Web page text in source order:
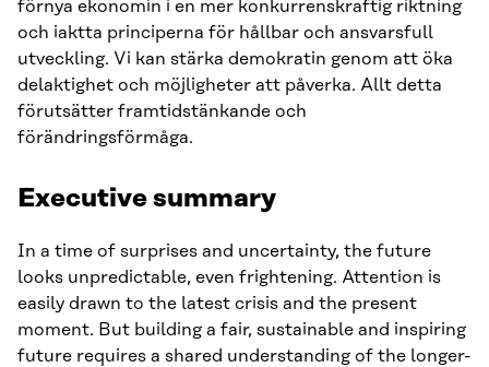
förnya ekonomin i en mer konkurrenskraftig riktning
och iaktta principerna för hållbar och ansvarsfull
utveckling. Vi kan stärka demokratin genom att öka
delaktighet och möjligheter att påverka. Allt detta
förutsätter framtidstänkande och
förändringsförmåga.
Executive summary
In a time of surprises and uncertainty, the future
looks unpredictable, even frightening. Attention is
easily drawn to the latest crisis and the present
moment. But building a fair, sustainable and inspiring
future requires a shared understanding of the longer-